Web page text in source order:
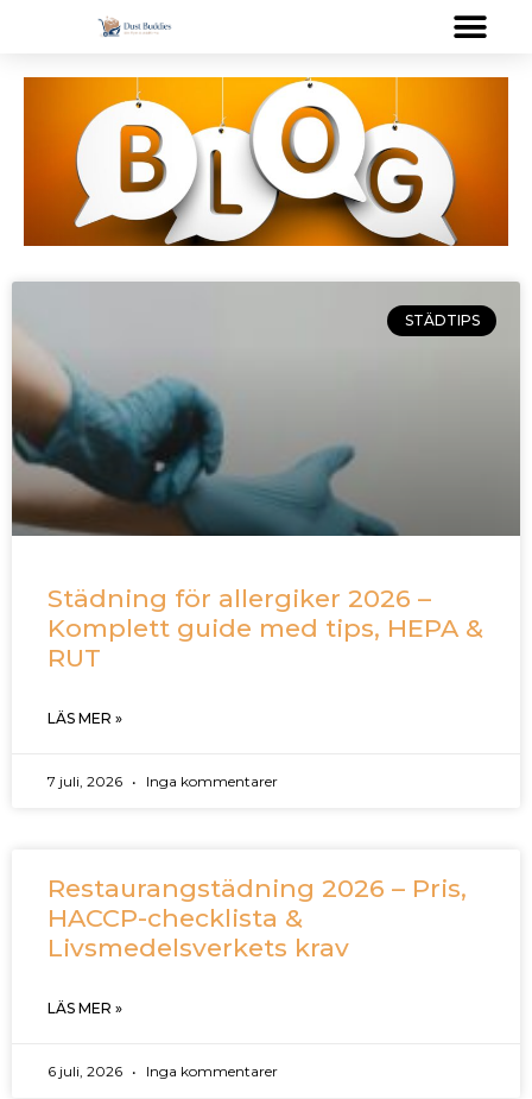
STÄDTIPS
Städning för allergiker 2026 –
Komplett guide med tips, HEPA &
RUT
LÄS MER »
7 juli, 2026 Inga kommentarer
Restaurangstädning 2026 – Pris,
HACCP-checklista &
Livsmedelsverkets krav
LÄS MER »
6 juli, 2026 Inga kommentarer